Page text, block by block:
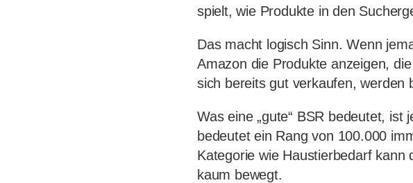
spielt, wie Produkte in den
Das macht logisch Sinn. Wenn
Amazon die Produkte anzeigen,
sich bereits gut verkaufen, werden
Was eine „gute“ BSR bedeutet, ist
bedeutet ein Rang von 100.000
Kategorie wie Haustierbedarf
kaum bewegt.